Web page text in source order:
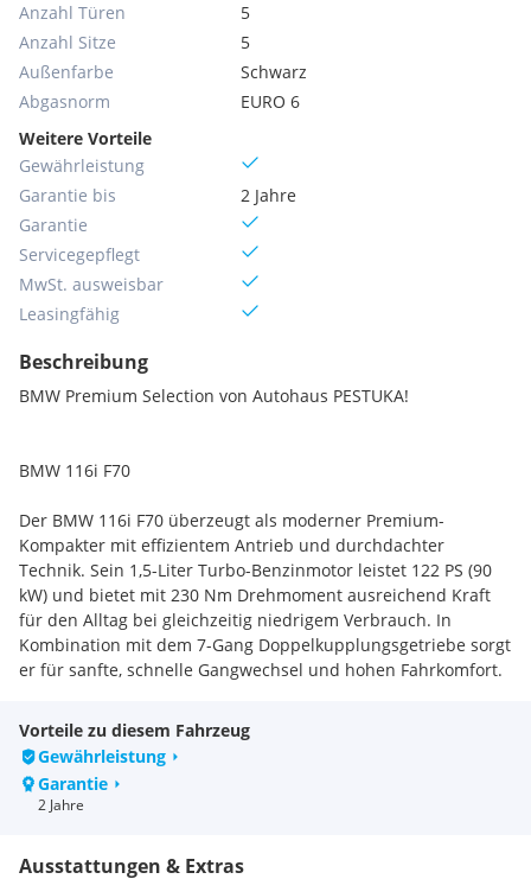
Anzahl Türen
5
Anzahl Sitze
5
Außenfarbe
Schwarz
Abgasnorm
EURO 6
Weitere Vorteile
Gewährleistung
Garantie bis
2 Jahre
Garantie
Servicegepflegt
MwSt. ausweisbar
Leasingfähig
Beschreibung
BMW Premium Selection von Autohaus PESTUKA!
BMW 116i F70
Der BMW 116i F70 überzeugt als moderner Premium-
Kompakter mit effizientem Antrieb und durchdachter
Technik. Sein 1,5-Liter Turbo-Benzinmotor leistet 122 PS (90
kW) und bietet mit 230 Nm Drehmoment ausreichend Kraft
für den Alltag bei gleichzeitig niedrigem Verbrauch. In
Kombination mit dem 7-Gang Doppelkupplungsgetriebe sorgt
er für sanfte, schnelle Gangwechsel und hohen Fahrkomfort.
Stadtverkehr, Pendelstrecken und längere Fahrten - effizient,
zuverlässig und angenehm zu fahren. Moderne
Assistenzsysteme und hochwertige Ausstattung
unterstreichen den Premium-Anspruch von BMW und
machen das Fahrzeug zu einem attraktiven Gesamtpaket aus
Vorteile zu diesem Fahrzeug
Gewährleistung
Garantie
2 Jahre
Ausstattungen & Extras